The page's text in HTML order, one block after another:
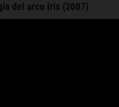
del arco iris (2007)